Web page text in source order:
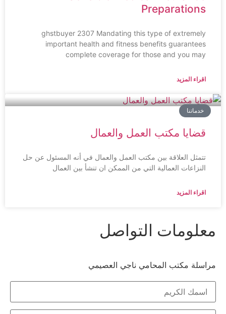
Preparations
ghstbuyer 2307 Mandating this type of extremely
important health and fitness benefits guarantees
complete coverage for those and you may
اقراء المزيد
خدماتنا
قضايا مكتب العمل والعمال
تتمثل العلاقة بين مكتب العمل والعمال في أنه المسئول عن حل
النزاعات العمالية التي من الممكن ان تنشأ بين العمال
اقراء المزيد
التواصل
مكتب المحامي ناجي العصيمي